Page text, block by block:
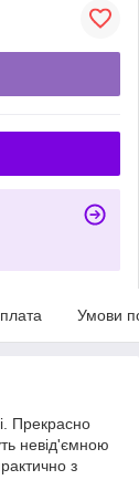
Умови
Прекрасно
невід'ємною
з